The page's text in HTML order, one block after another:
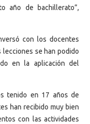
año de bachillerato”,
con los docentes
lecciones se han podido
en la aplicación del
tenido en 17 años de
han recibido muy bien
con las actividades